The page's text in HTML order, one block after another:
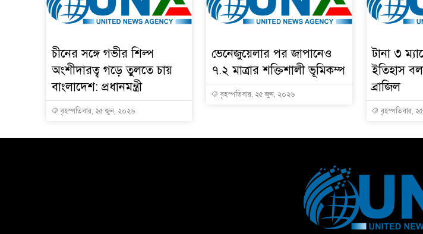
চীনের সঙ্গে গভীর শিল্প
অংশীদারত্ব গড়ে তুলতে চায়
বাংলাদেশ: প্রধানমন্ত্রী
বৃহস্পতিবার, ২৫ জুন, ২০২৬
ভেনেজুয়েলার পর জাপানেও
৭.২ মাত্রার শক্তিশালী ভূমিকম্প
বৃহস্পতিবার, ২৫ জুন, ২০২৬
টানা ৩
ইতিহাস
ব্রাজিল
বৃহস্পতিবার,